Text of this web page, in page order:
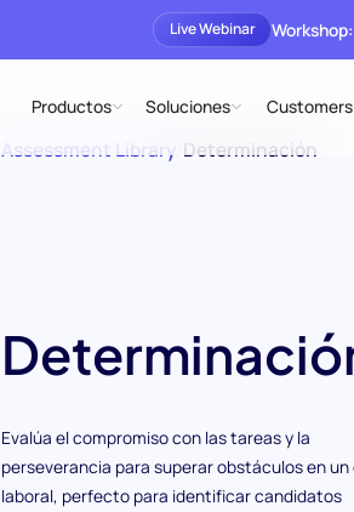
Live Webinar
Productos Soluciones Customers
Assessment Library Determinación
Evalúa el compromiso con las tareas y la
perseverancia para superar obstáculos en
laboral, perfecto para identificar candidatos